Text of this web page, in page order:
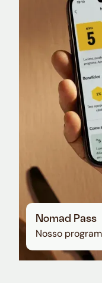
Nomad
Sala VIP no
Nomad Pass
Nosso